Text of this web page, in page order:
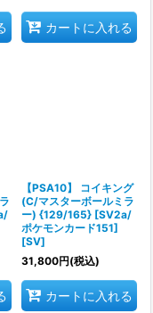
カートに入れる
【PSA10】 コイキング
(C/マスターボールミラ
ー) {129/165} [SV2a/
ポケモンカード151]
[SV]
31,800円(税込)
カートに入れる